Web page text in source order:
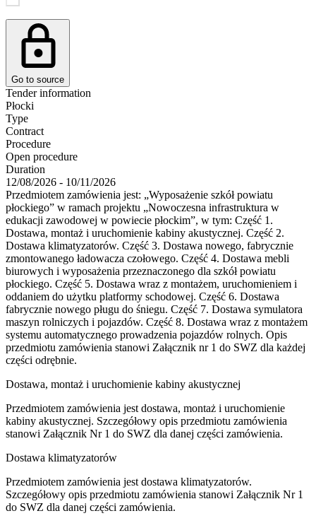
Go to source
Tender information
Płocki
Type
Contract
Procedure
Open procedure
Duration
12/08/2026 - 10/11/2026
Przedmiotem zamówienia jest: „Wyposażenie szkół powiatu
płockiego” w ramach projektu „Nowoczesna infrastruktura w
edukacji zawodowej w powiecie płockim”, w tym: Część 1.
Dostawa, montaż i uruchomienie kabiny akustycznej. Część 2.
Dostawa klimatyzatorów. Część 3. Dostawa nowego, fabrycznie
zmontowanego ładowacza czołowego. Część 4. Dostawa mebli
biurowych i wyposażenia przeznaczonego dla szkół powiatu
płockiego. Część 5. Dostawa wraz z montażem, uruchomieniem i
oddaniem do użytku platformy schodowej. Część 6. Dostawa
fabrycznie nowego pługu do śniegu. Część 7. Dostawa symulatora
maszyn rolniczych i pojazdów. Część 8. Dostawa wraz z montażem
systemu automatycznego prowadzenia pojazdów rolnych. Opis
przedmiotu zamówienia stanowi Załącznik nr 1 do SWZ dla każdej
części odrębnie.
Dostawa, montaż i uruchomienie kabiny akustycznej
Przedmiotem zamówienia jest dostawa, montaż i uruchomienie
kabiny akustycznej. Szczegółowy opis przedmiotu zamówienia
stanowi Załącznik Nr 1 do SWZ dla danej części zamówienia.
Dostawa klimatyzatorów
Przedmiotem zamówienia jest dostawa klimatyzatorów.
Szczegółowy opis przedmiotu zamówienia stanowi Załącznik Nr 1
do SWZ dla danej części zamówienia.